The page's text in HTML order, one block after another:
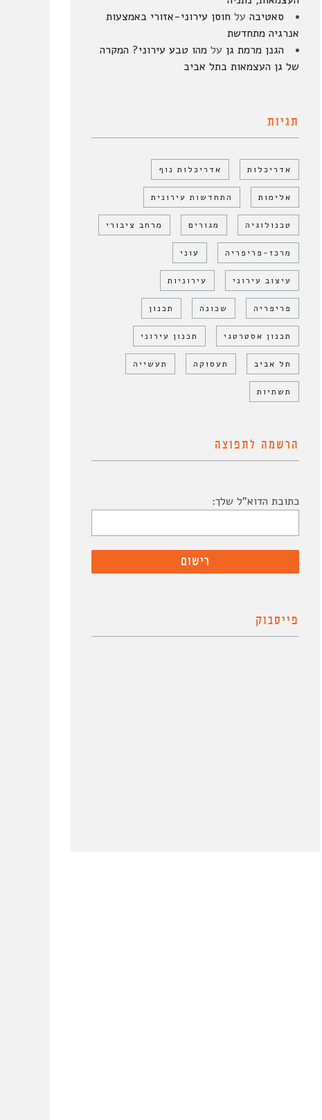
סאטיבה על חוסן עירוני-אזורי באמצעות
אנרגיה מתחדשת
הגנן מרמת גן על מהו טבע עירוני? המקרה
של גן העצמאות בתל אביב
תגיות
אדריכלות אדריכלות נוף
אלימות התחדשות עירונית
טכנולוגיה מגורים מרחב ציבורי
מרכז-פריפריה עוני
עיצוב עירוני עירוניות
פריפריה שכונה תכנון
תכנון אסטרטגי תכנון עירוני
תל אביב תעסוקה תעשייה
תשתיות
הרשמה לתפוצה
כתובת הדוא"ל שלך:
פייסבוק